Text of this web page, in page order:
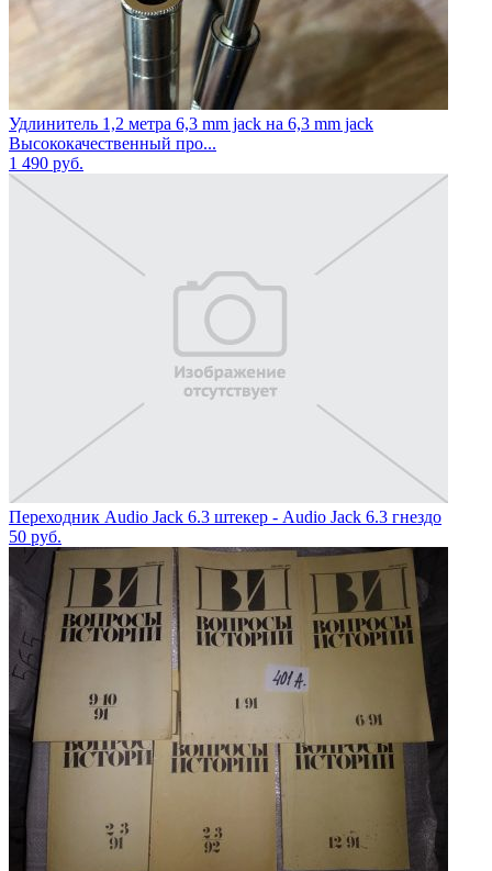
Удлинитель 1,2 метра 6,3 mm jack на 6,3 mm jack
Высококачественный про...
1 490 руб.
Переходник Audio Jack 6.3 штекер - Audio Jack 6.3 гнездо
50 руб.